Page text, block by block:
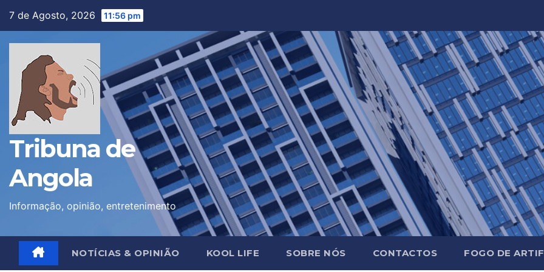
7 de Agosto, 2026 11:56 pm
Tribuna de
Angola
Informação, opinião, entretenimento
NOTÍCIAS & OPINIÃO KOOL LIFE SOBRE NÓS CONTACTOS FOGO DE